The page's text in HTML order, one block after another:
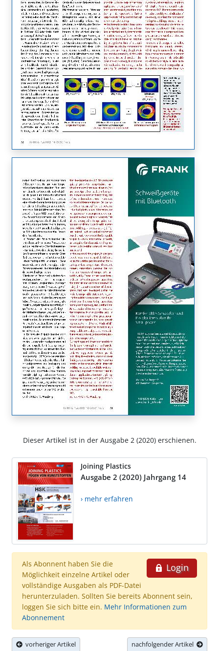
Dieser Artikel ist in der Ausgabe 2 (2020) erschienen.
Joining Plastics
Ausgabe 2 (2020) Jahrgang 14
› mehr erfahren
Login
Als Abonnent haben Sie die
Möglichkeit einzelne Artikel oder
vollständige Ausgaben als PDF-Datei
herunterzuladen. Sollten Sie bereits Abonnent sein,
loggen Sie sich bitte ein. Mehr Informationen zum
Abonnement
vorheriger Artikel nachfolgender Artikel